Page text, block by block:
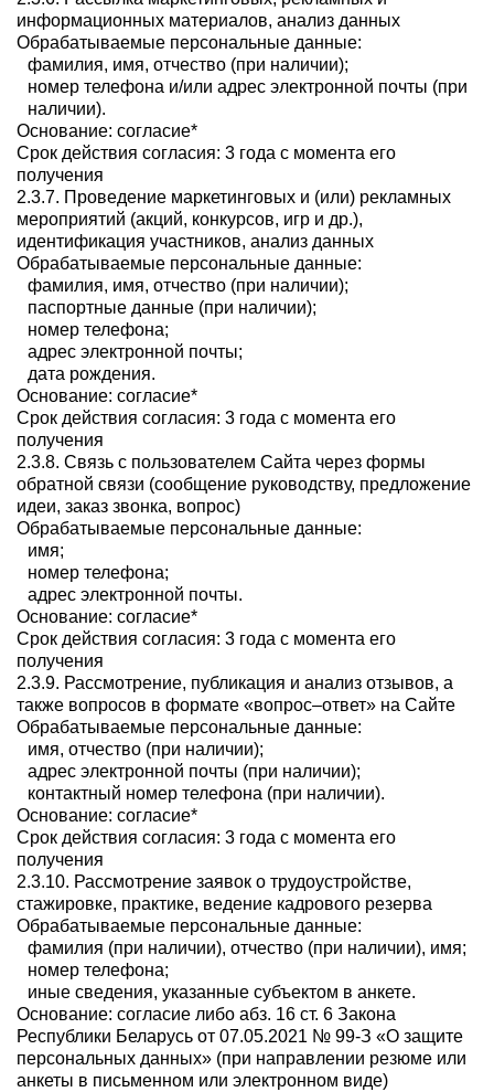
информационных материалов, анализ данных
Обрабатываемые персональные данные:
фамилия, имя, отчество (при наличии);
номер телефона и/или адрес электронной почты (при
наличии).
Основание: согласие*
Срок действия согласия: 3 года с момента его
получения
2.3.7. Проведение маркетинговых и (или) рекламных
мероприятий (акций, конкурсов, игр и др.),
идентификация участников, анализ данных
Обрабатываемые персональные данные:
фамилия, имя, отчество (при наличии);
паспортные данные (при наличии);
номер телефона;
адрес электронной почты;
дата рождения.
Основание: согласие*
Срок действия согласия: 3 года с момента его
получения
2.3.8. Связь с пользователем Сайта через формы
обратной связи (сообщение руководству, предложение
идеи, заказ звонка, вопрос)
Обрабатываемые персональные данные:
имя;
номер телефона;
адрес электронной почты.
Основание: согласие*
Срок действия согласия: 3 года с момента его
получения
2.3.9. Рассмотрение, публикация и анализ отзывов, а
также вопросов в формате «вопрос–ответ» на Сайте
Обрабатываемые персональные данные:
имя, отчество (при наличии);
адрес электронной почты (при наличии);
контактный номер телефона (при наличии).
Основание: согласие*
Срок действия согласия: 3 года с момента его
получения
2.3.10. Рассмотрение заявок о трудоустройстве,
стажировке, практике, ведение кадрового резерва
Обрабатываемые персональные данные:
фамилия (при наличии), отчество (при наличии), имя;
номер телефона;
иные сведения, указанные субъектом в анкете.
Основание: согласие либо абз. 16 ст. 6 Закона
Республики Беларусь от 07.05.2021 № 99-З «О защите
персональных данных» (при направлении резюме или
анкеты в письменном или электронном виде)